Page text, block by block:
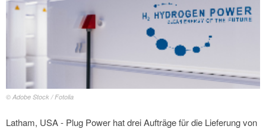
© Adobe Stock / Fotolia
Latham, USA - Plug Power hat drei Aufträge für die Lieferung von